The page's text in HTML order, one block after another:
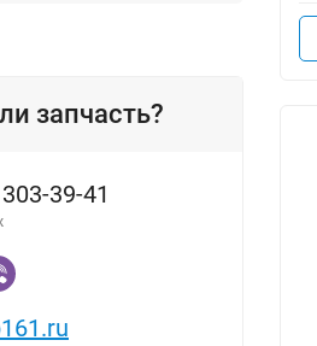
запчасть?
39-41